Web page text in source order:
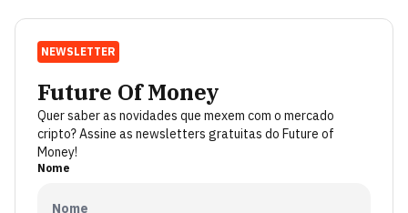
NEWSLETTER
Future Of Money
Quer saber as novidades que mexem com o mercado
cripto? Assine as newsletters gratuitas do Future of
Money!
Nome